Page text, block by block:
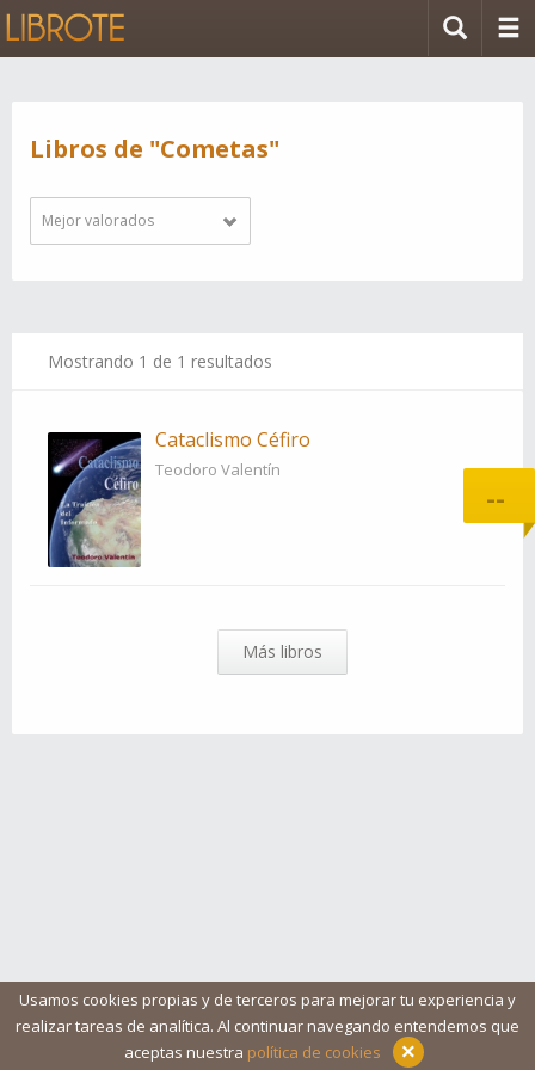
Usamos cookies propias y de terceros para mejorar tu experiencia y
realizar tareas de analítica. Al continuar navegando entendemos que
aceptas nuestra política de cookies ×
Libros de "Cometas"
Mejor valorados
Mostrando 1 de 1 resultados
Cataclismo Céfiro
Teodoro Valentín
--
Más libros
Aviso legal